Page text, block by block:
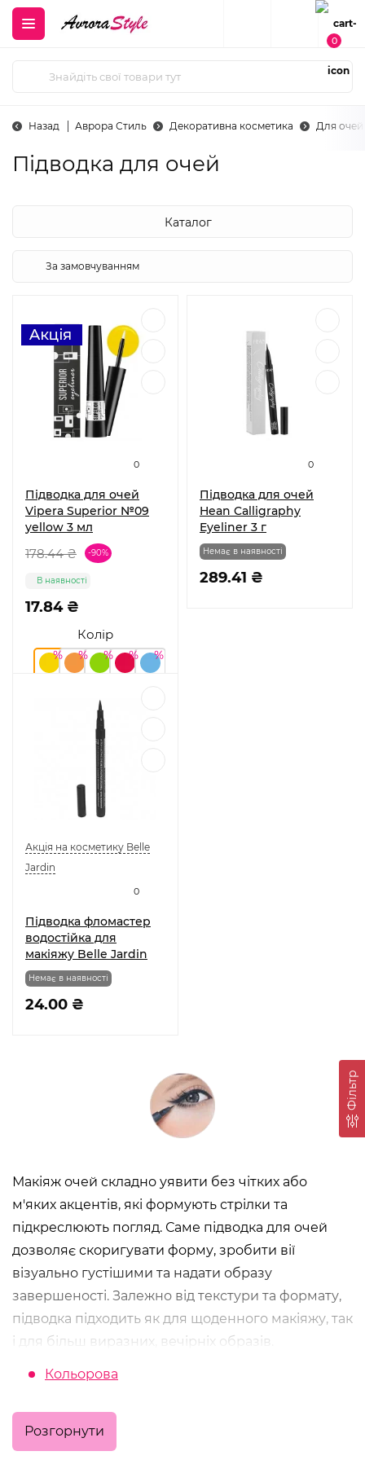
0
Назад Аврора Стиль Декоративна косметика Для очей
Підводка для очей
Фільтр
Каталог
0
Підводка для очей
Vipera Superior №09
yellow 3 мл
Колір
178.44 ₴ -90%
17.84 ₴
В наявності
0
Підводка для очей
Hean Calligraphy
Eyeliner 3 г
289.41 ₴
Немає в наявності
0
Акція на косметику Belle
Jardin
Підводка фломастер
водостійка для
макіяжу Belle Jardin
24.00 ₴
Немає в наявності
Макіяж очей складно уявити без чітких або
м'яких акцентів, які формують стрілки та
підкреслюють погляд. Саме підводка для очей
дозволяє скоригувати форму, зробити вії
візуально густішими та надати образу
завершеності. Залежно від текстури та формату,
підводка підходить як для щоденного макіяжу, так
і для більш виразних, вечірніх образів.
Які бувають підводки для очей
У категорії представлені основні типи підводок,
кожен із яких має свої особливості та рівень
зручності у використанні:
Кольорова
Розгорнути